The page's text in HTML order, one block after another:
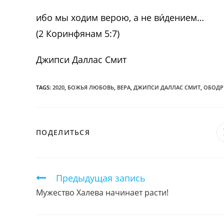
ибо мы ходим верою, а не ви́дением…
(2 Коринфянам 5:7)
Джипси Даллас Смит
TAGS: 2020 БОЖЬЯ ЛЮБОВЬ ВЕРА ДЖИПСИ ДАЛЛАС СМИТ
ПОДЕЛИТЬСЯ
Продолжить
чтение
Предыдущая запись
Мужество Халева начинает расти!